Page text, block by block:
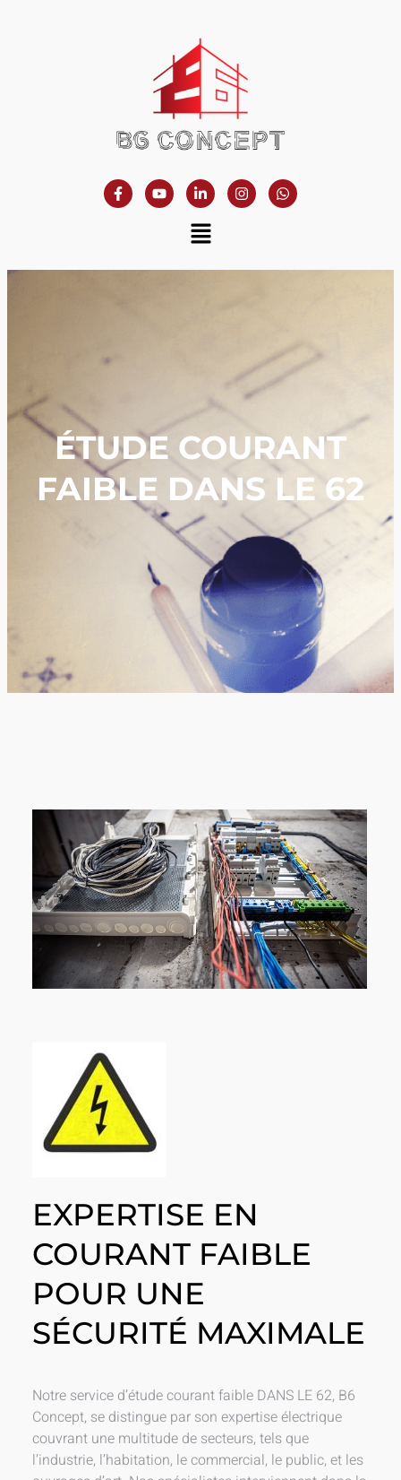
ÉTUDE COURANT
FAIBLE DANS LE 62
EXPERTISE EN
COURANT FAIBLE
POUR UNE
SÉCURITÉ MAXIMALE
Notre service d’étude courant faible DANS LE 62, B6
Concept, se distingue par son expertise électrique
couvrant une multitude de secteurs, tels que
l’industrie, l’habitation, le commercial, le public, et les